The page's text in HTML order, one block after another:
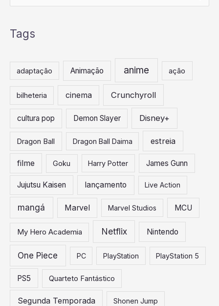
q
s
r
o
r
Tags
adaptação Animação anime ação
bilheteria cinema Crunchyroll
cultura pop Demon Slayer Disney+
Dragon Ball Dragon Ball Daima estreia
filme Goku Harry Potter James Gunn
Jujutsu Kaisen lançamento Live Action
mangá Marvel Marvel Studios MCU
My Hero Academia Netflix Nintendo
One Piece PC PlayStation PlayStation 5
PS5 Quarteto Fantástico
Segunda Temporada Shonen Jump